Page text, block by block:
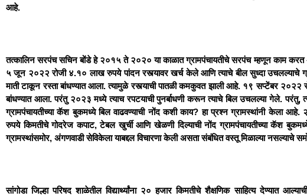
आहे.
तत्कालिन सरपंच सचिन बोंडे हे २०१५ ते २०२० या काळात ग्रामपंचायतीचे सरपंच म्हणून काम
५ जून २०२२ रोजी ४.१० लाख रुपये पांदन रस्त्यावर खर्च केले आणि त्याचे बील सुध्दा उचलल्याचे
माती टाकून रस्ता बांधण्यात आला. त्यामुळे रस्त्याची पातळी कमकुवत झाली आहे. १९ सप्टेंबर २०२२
बांधण्यात आला. परंतु २०२३ मध्ये त्याच रपटयाची पुनर्बाधणी करून त्याचे बिल उचलल्या गेले. परंतु,
ग्रामपंचायतीच्या कॅश बुकमध्ये बिल वाढवण्याची नोंद कशी काय? हा प्रश्न ग्रामस्थांनी केला
रुपये किमतीचे गोदरेज कपाट, टेबल खुर्ची आणि खेळणी दिल्याची नोंद ग्रामपंचायतीच्या कॅश
ग्रामस्थांसमोर, अंगणवाडी सेविकेला याबद्दल विचारणा केली असता संबंधित वस्तू मिळाल्या नसल्याचे
सांगोडा जिल्हा परिषद शाळेतील विद्यार्थ्यांना २० हजार किमतीचे शैक्षणिक साहित्य देण्यात